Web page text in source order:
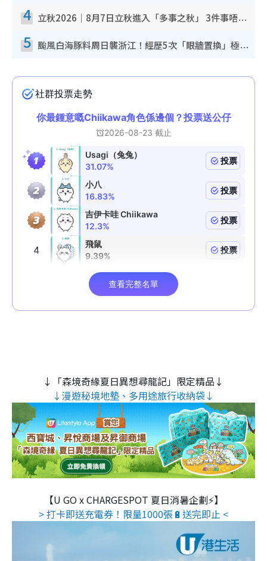
4 立秋2026｜8月7日立秋進入「多事之秋」 3件事唔做得！專家教6招開運 清枱頭／銀包納氣接好運
5 颱風白海豚料周日襲浙江！經歷5次「眼牆置換」極罕見 成登陸內地最長途颱風
↓「森境奇緣夏日異想尋龍記」限定精品↓
↓漫遊秘境地墊、多用途旅行收納袋↓
【U GO x CHARGESPOT 夏日消暑企劃⚡】
> 打卡即送充電券！限量1000張🔋送完即止 <